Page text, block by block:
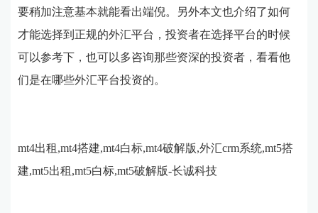
要稍加注意基本就能看出端倪。另外本文也介绍了如何
才能选择到正规的外汇平台，投资者在选择平台的时候
可以参考下，也可以多咨询那些资深的投资者，看看他
们是在哪些外汇平台投资的。
mt4出租,mt4搭建,mt4白标,mt4破解版,外汇crm系统,mt5搭
建,mt5出租,mt5白标,mt5破解版-长诚科技